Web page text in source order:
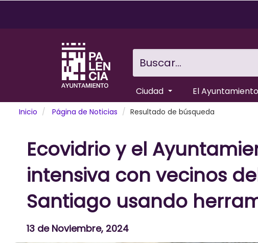
Ciudad El Ayuntamiento
Inicio Página de Noticias Resultado de búsqueda
Ecovidrio y el
intensiva con vecinos
Santiago usando
13 de Noviembre, 2024